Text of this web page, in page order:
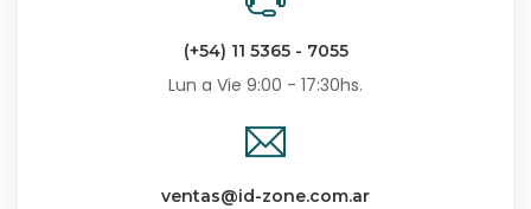
(+54) 11 5365 - 7055
Lun a Vie 9:00 - 17:30hs.
ventas@id-zone.com.ar